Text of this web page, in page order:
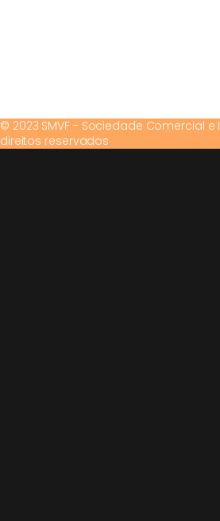
© 2023 SMVF - Sociedade Comercial e
direitos reservados